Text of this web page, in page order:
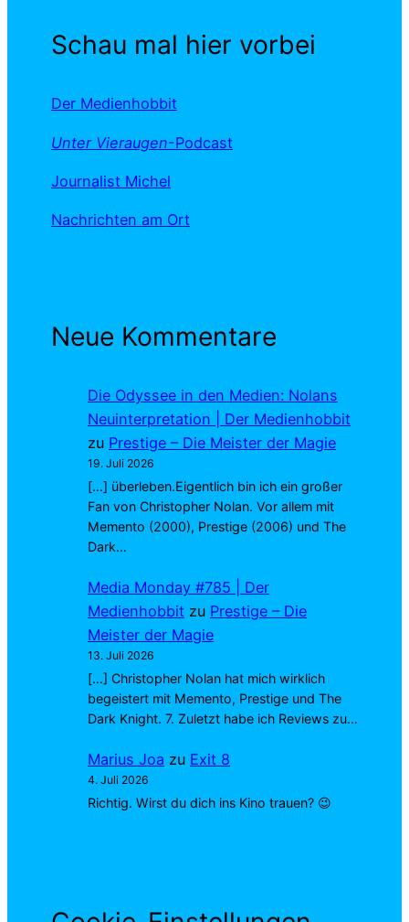
Schau mal hier vorbei
Der Medienhobbit
Unter Vieraugen-Podcast
Journalist Michel
Nachrichten am Ort
Neue Kommentare
Die Odyssee in den Medien: Nolans
Neuinterpretation | Der Medienhobbit
zu Prestige – Die Meister der Magie
19. Juli 2026
[…] überleben.Eigentlich bin ich ein großer
Fan von Christopher Nolan. Vor allem mit
Memento (2000), Prestige (2006) und The
Dark…
Media Monday #785 | Der
Medienhobbit zu Prestige – Die
Meister der Magie
13. Juli 2026
[…] Christopher Nolan hat mich wirklich
begeistert mit Memento, Prestige und The
Dark Knight. 7. Zuletzt habe ich Reviews zu…
Marius Joa zu Exit 8
4. Juli 2026
Richtig. Wirst du dich ins Kino trauen? 😉